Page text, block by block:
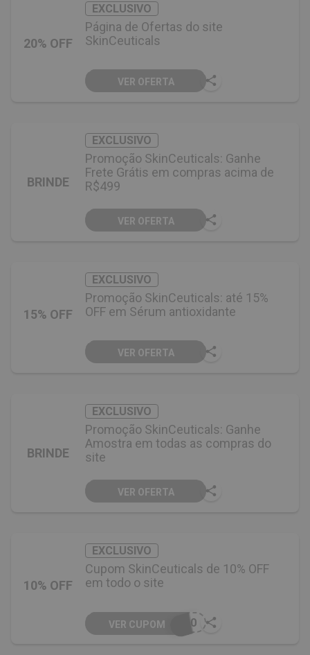
20% OFF
EXCLUSIVO
Página de Ofertas do site
SkinCeuticals
VER OFERTA
BRINDE
EXCLUSIVO
Promoção SkinCeuticals: Ganhe
Frete Grátis em compras acima de
R$499
VER OFERTA
15% OFF
EXCLUSIVO
Promoção SkinCeuticals: até 15%
OFF em Sérum antioxidante
VER OFERTA
BRINDE
EXCLUSIVO
Promoção SkinCeuticals: Ganhe
Amostra em todas as compras do
site
VER OFERTA
10% OFF
EXCLUSIVO
Cupom SkinCeuticals de 10% OFF
em todo o site
O10
VER CUPOM